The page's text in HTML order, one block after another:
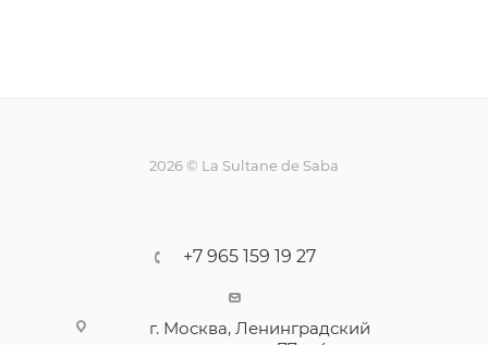
2026 © La Sultane de Saba
+7 965 159 19 27
г. Москва, Ленинградский